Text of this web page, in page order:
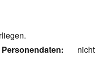
nicht